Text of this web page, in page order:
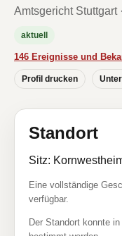
Amtsgericht Stuttgart
aktuell
146 Ereignisse und
Profil drucken
Standort
Sitz:
Eine vollständige
verfügbar.
Der Standort konnte